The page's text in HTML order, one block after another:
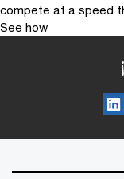
compete at a speed
See how